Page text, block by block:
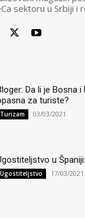
sektoru u Srbiji i
Da li je Bosna
za turiste?
Turizam 03/03/2021
u
Ugostiteljstvo 17/03/2021